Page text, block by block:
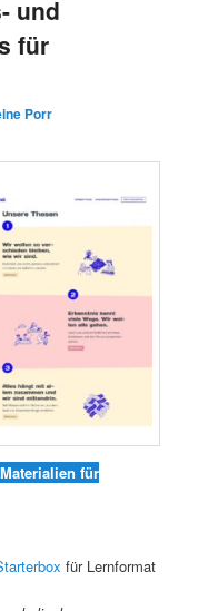
und
für
Porr
für
für Lernformat